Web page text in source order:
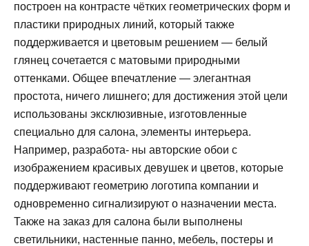
построен на контрасте чётких геометрических форм и
пластики природных линий, который также
поддерживается и цветовым решением — белый
глянец сочетается с матовыми природными
оттенками. Общее впечатление — элегантная
простота, ничего лишнего; для достижения этой цели
использованы эксклюзивные, изготовленные
специально для салона, элементы интерьера.
Например, разработа- ны авторские обои с
изображением красивых девушек и цветов, которые
поддерживают геометрию логотипа компании и
одновременно сигнализируют о назначении места.
Также на заказ для салона были выполнены
светильники, настенные панно, мебель, постеры и